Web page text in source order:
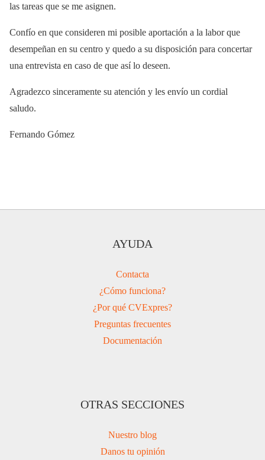
las tareas que se me asignen.
Confío en que consideren mi posible aportación a la labor que
desempeñan en su centro y quedo a su disposición para concertar
una entrevista en caso de que así lo deseen.
Agradezco sinceramente su atención y les envío un cordial
saludo.
Fernando Gómez
AYUDA
Contacta
¿Cómo funciona?
¿Por qué CVExpres?
Preguntas frecuentes
Documentación
OTRAS SECCIONES
Nuestro blog
Danos tu opinión